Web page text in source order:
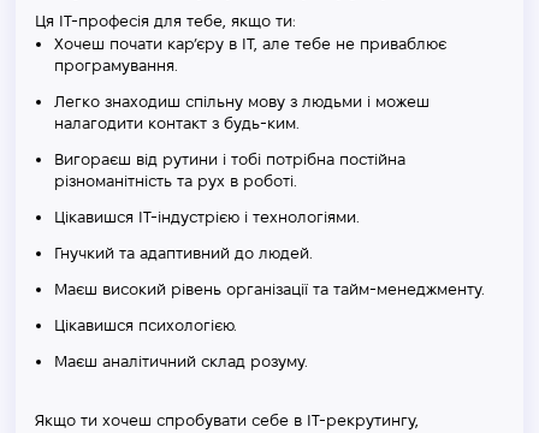
Ця IT-професія для тебе, якщо ти:
Хочеш почати кар’єру в IT, але тебе не приваблює
програмування.
Легко знаходиш спільну мову з людьми і можеш
налагодити контакт з будь-ким.
Вигораєш від рутини і тобі потрібна постійна
різноманітність та рух в роботі.
Цікавишся IT-індустрією і технологіями.
Гнучкий та адаптивний до людей.
Маєш високий рівень організації та тайм-менеджменту.
Цікавишся психологією.
Маєш аналітичний склад розуму.
Якщо ти хочеш спробувати себе в IT-рекрутингу,